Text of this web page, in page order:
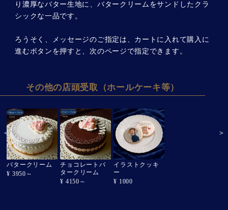
り濃厚なバター生地に、バタークリームをサンドしたクラ
シックな一品です。
ろうそく、メッセージのご指定は、カートに入れて購入に
進むボタンを押すと、次のページで指定できます。
その他の店頭受取（ホールケーキ等）
バタークリーム
¥ 3950～
チョコレートバ
タークリーム
¥ 4150～
イラストクッキ
ー
¥ 1000
＜ ＞